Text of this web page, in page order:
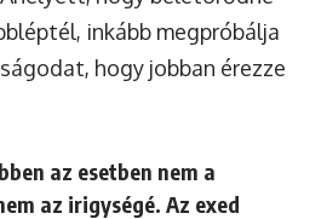
inkább megpróbálja
hogy jobban érezze
az esetben nem a
az irigységé. Az exed